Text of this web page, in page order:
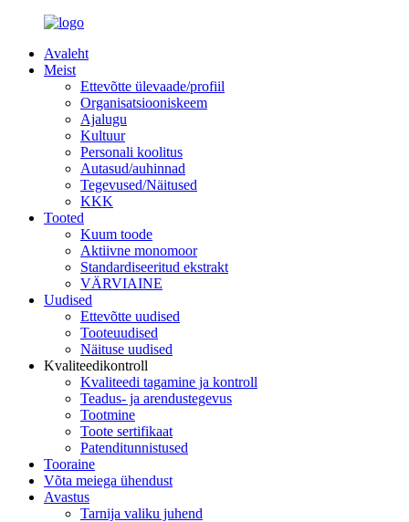
Avaleht
Meist
Ettevõtte ülevaade/profiil
Organisatsiooniskeem
Ajalugu
Kultuur
Personali koolitus
Autasud/auhinnad
Tegevused/Näitused
KKK
Tooted
Kuum toode
Aktiivne monomoor
Standardiseeritud ekstrakt
VÄRVIAINE
Uudised
Ettevõtte uudised
Tooteuudised
Näituse uudised
Kvaliteedikontroll
Kvaliteedi tagamine ja kontroll
Teadus- ja arendustegevus
Tootmine
Toote sertifikaat
Patenditunnistused
Tooraine
Võta meiega ühendust
Avastus
Tarnija valiku juhend